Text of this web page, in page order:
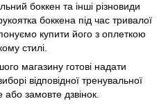
боккен та інші різновиди
боккена під час тривалої
купити його з оплеткою
стилі.
магазину готові надати
відповідної тренувальної
замовте дзвінок.